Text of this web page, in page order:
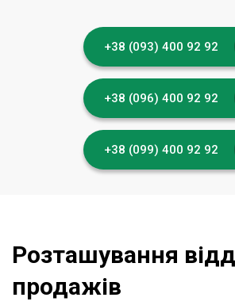
+38 (093) 400 92 92
+38 (096) 400 92 92
+38 (099) 400 92 92
Розташування
продажів